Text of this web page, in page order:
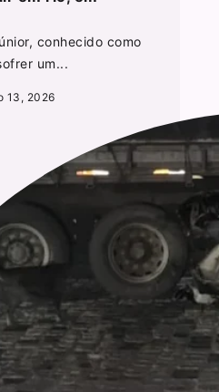
conhecido como
um...
13, 2026